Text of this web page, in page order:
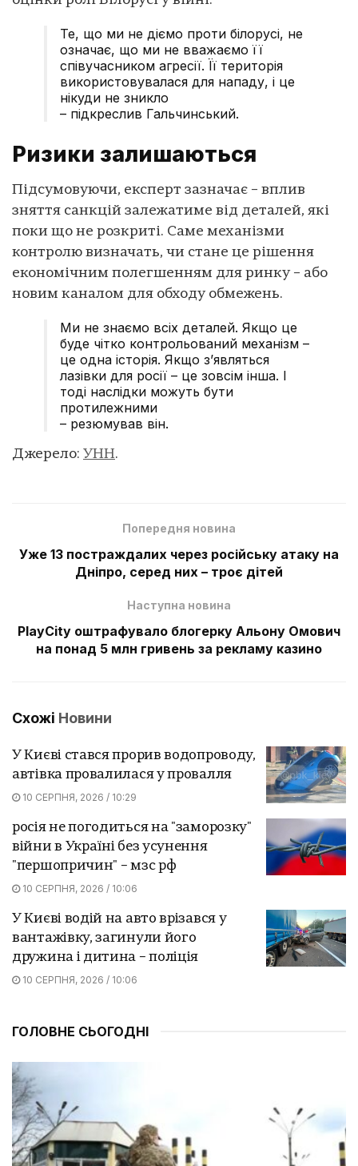
Те, що ми не діємо проти білорусі, не
означає, що ми не вважаємо її
співучасником агресії. Її територія
використовувалася для нападу, і це
нікуди не зникло
– підкреслив Гальчинський.
Ризики залишаються
Підсумовуючи, експерт зазначає – вплив
зняття санкцій залежатиме від деталей, які
поки що не розкриті. Саме механізми
контролю визначать, чи стане це рішення
економічним полегшенням для ринку – або
новим каналом для обходу обмежень.
Ми не знаємо всіх деталей. Якщо це
буде чітко контрольований механізм –
це одна історія. Якщо з’являться
лазівки для росії – це зовсім інша. І
тоді наслідки можуть бути
протилежними
– резюмував він.
Джерело: УНН.
Попередня новина
Уже 13 постраждалих через російську атаку на
Дніпро, серед них – троє дітей
Наступна новина
PlayCity оштрафувало блогерку Альону Омович
на понад 5 млн гривень за рекламу казино
Схожі Новини
У Києві стався прорив водопроводу,
автівка провалилася у провалля
10 СЕРПНЯ, 2026 / 10:29
росія не погодиться на "заморозку"
війни в Україні без усунення
"першопричин" – мзс рф
10 СЕРПНЯ, 2026 / 10:06
У Києві водій на авто врізався у
вантажівку, загинули його
дружина і дитина – поліція
10 СЕРПНЯ, 2026 / 10:06
ГОЛОВНЕ СЬОГОДНІ